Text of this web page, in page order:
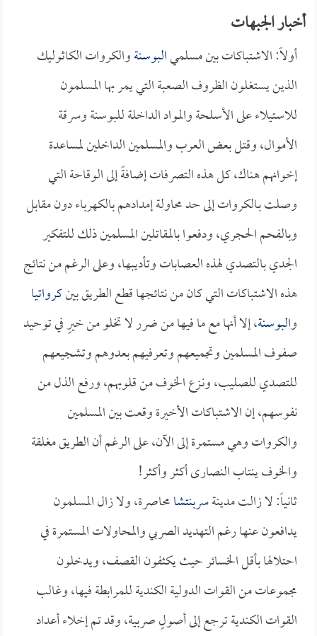
أخبار الجبهات
أولاً: الاشتباكات بين مسلميالبوسنةوالكروات الكاثوليك
الذين يستغلون الظروف الصعبة التي يمر بها المسلمون
للاستيلاء على الأسلحة والمواد الداخلة للبوسنة وسرقة
الأموال، وقتل بعض العرب والمسلمين الداخلين لمساعدة
إخوانهم هناك، كل هذه التصرفات إضافةً إلى الوقاحة التي
وصلت بـالكروات إلى حد محاولة إمدادهم بالكهرباء دون مقابل
وبالفحم الحجري، ودفعوا بالمقاتلين المسلمين ذلك للتفكير
الجدي بالتصدي لهذه العصابات وتأديبها، وعلى الرغم من نتائج
هذه الاشتباكات التي كان من نتائجها قطع الطريق بينكرواتيا
والبوسنة، إلا أنها مع ما فيها من ضرر لا تخلو من خيرٍ في توحيد
صفوف المسلمين وتجميعهم وتعرفيهم بعدوهم وتشجيعهم
للتصدي للصليب، ونـزع الخوف من قلوبهم، ورفع الذل من
نفوسهم، إن الاشتباكات الأخيرة وقعت بين المسلمين
والكروات وهي مستمرة إلى الآن، على الرغم أن الطريق مغلقة
والخوف ينتاب النصارى أكثر وأكثر!
ثانياً: لا زالت مدينةسربنتشامحاصرة، ولا زال المسلمون
يدافعون عنها رغم التهديد الصربي والمحاولات المستمرة في
احتلالها بأقل الخسائر حيث يكثفون القصف، ويدخلون
مجموعات من القوات الدولية الكندية للمرابطة فيها، وغالب
القوات الكندية ترجع إلى أصولٍ صربية، وقد تم إخلاء أعداد